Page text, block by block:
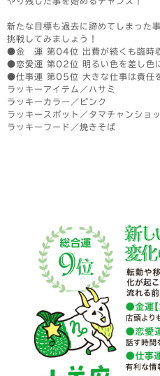
新たな目標も過去に諦めてしまった
挑戦してみましょう！
●金 運 第04位 出費が続くも臨時
●恋愛運 第02位 明るい色を差し色
●仕事運 第05位 大きな仕事は責任
ラッキーアイテム／ハサミ
ラッキーカラー／ピンク
ラッキースポット／タマチャンショ
ラッキーフード／焼きそば